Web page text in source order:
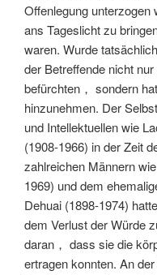
Offenlegung unterzogen
ans Tageslicht zu
waren. Wurde
der Betreffende nicht
befürchten， sondern
hinzunehmen. Der
und Intellektuellen wie
(1908-1966) in der Zeit
zahlreichen Männern
1969) und dem
Dehuai (1898-1974)
dem Verlust der Würde
daran， dass sie die
ertragen konnten. An